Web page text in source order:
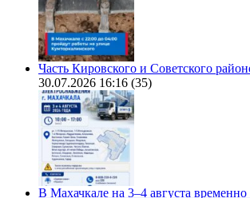
Часть Кировского и Советского
30.07.2026 16:16 (35)
В Махачкале на 3–4 августа